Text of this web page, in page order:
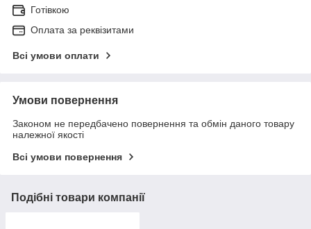
Готівкою
Оплата за реквізитами
Всі умови оплати
Умови повернення
Законом не передбачено повернення та обмін даного товару
належної якості
Всі умови повернення
Подібні товари компанії